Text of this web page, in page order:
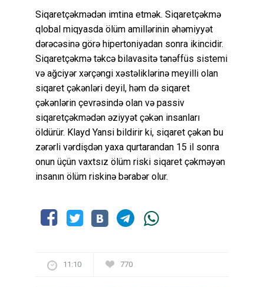
Siqaretçəkmədən imtina etmək. Siqaretçəkmə
qlobal miqyasda ölüm amillərinin əhəmiyyət
dərəcəsinə görə hipertoniyadan sonra ikincidir.
Siqaretçəkmə təkcə bilavasitə tənəffüs sistemi
və ağciyər xərçəngi xəstəliklərinə meyilli olan
siqaret çəkənləri deyil, həm də siqaret
çəkənlərin çevrəsində olan və passiv
siqaretçəkmədən əziyyət çəkən insanları
öldürür. Klayd Yansi bildirir ki, siqaret çəkən bu
zərərli vərdişdən yaxa qurtarandan 15 il sonra
onun üçün vaxtsız ölüm riski siqaret çəkməyən
insanın ölüm riskinə bərabər olur.
11:10 770